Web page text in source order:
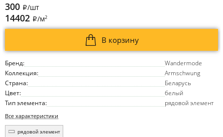
Бренд:
Wandermode
Коллекция:
Armschwung
Страна:
Беларусь
Цвет:
белый
Тип элемента:
рядовой элемент
Все характеристики
рядовой элемент
300 i/шт
14402 i/м2
В корзину